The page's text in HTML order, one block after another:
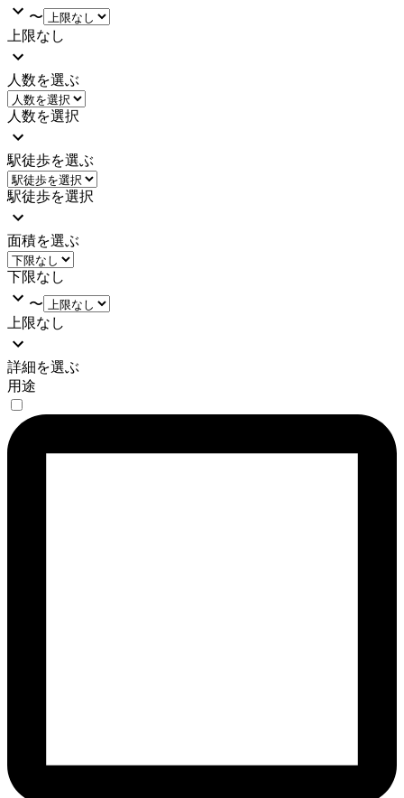
〜
上限なし
人数を選ぶ
人数を選択
駅徒歩を選ぶ
駅徒歩を選択
面積を選ぶ
下限なし
〜
上限なし
詳細を選ぶ
用途